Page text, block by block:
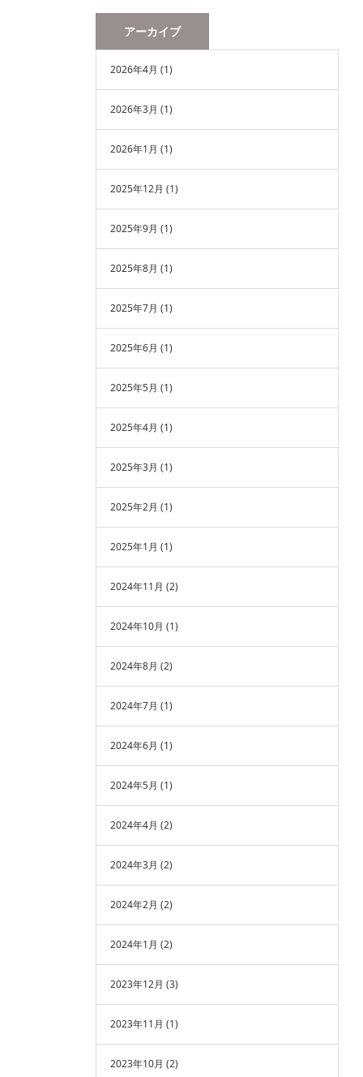
アーカイブ
2026年4月 (1)
2026年3月 (1)
2026年1月 (1)
2025年12月 (1)
2025年9月 (1)
2025年8月 (1)
2025年7月 (1)
2025年6月 (1)
2025年5月 (1)
2025年4月 (1)
2025年3月 (1)
2025年2月 (1)
2025年1月 (1)
2024年11月 (2)
2024年10月 (1)
2024年8月 (2)
2024年7月 (1)
2024年6月 (1)
2024年5月 (1)
2024年4月 (2)
2024年3月 (2)
2024年2月 (2)
2024年1月 (2)
2023年12月 (3)
2023年11月 (1)
2023年10月 (2)